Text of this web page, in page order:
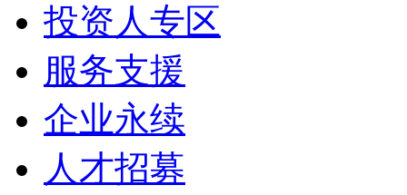
投资人专区
服务支援
企业永续
人才招募